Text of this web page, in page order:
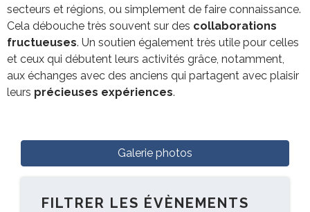
secteurs et régions, ou simplement de faire connaissance.
Cela débouche très souvent sur des collaborations
fructueuses. Un soutien également très utile pour celles
et ceux qui débutent leurs activités grâce, notamment,
aux échanges avec des anciens qui partagent avec plaisir
leurs précieuses expériences.
Galerie photos
FILTRER LES ÉVÈNEMENTS